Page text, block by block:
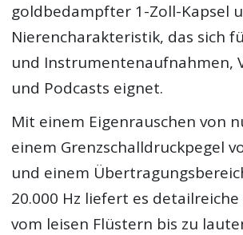
goldbedampfter 1-Zoll-Kapsel
Nierencharakteristik, das sich
und Instrumentenaufnahmen,
und Podcasts eignet.
Mit einem Eigenrauschen von
einem Grenzschalldruckpegel
und einem
20.000 Hz liefert es
vom leisen Flüstern bis zu